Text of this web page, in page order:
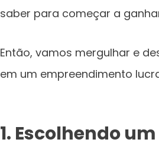
saber para começar a
Então, vamos mergulhar e
em um empreendimento
1. Escolhendo